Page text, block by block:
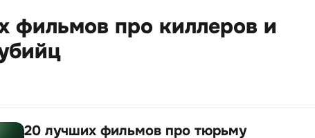
фильмов про киллеров и
20 лучших фильмов про тюрьму